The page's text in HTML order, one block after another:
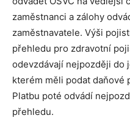
zaměstnanci a zálohy
zaměstnavatele. Výši
přehledu pro zdravotní
odevzdávají nejpozději do
kterém měli podat daňové
Platbu poté odvádí
přehledu.